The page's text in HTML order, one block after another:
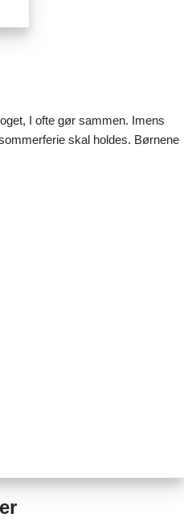
I ofte gør sammen. Imens
skal holdes. Børnene